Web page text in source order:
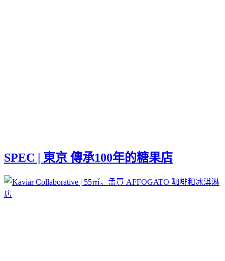
SPEC | 東京 傳承100年的糖果店